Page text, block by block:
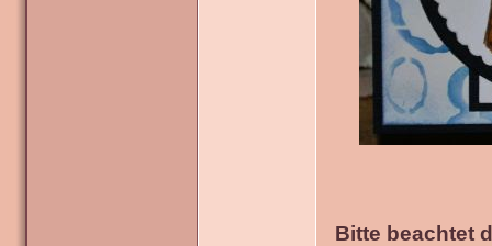
Bitte beachtet